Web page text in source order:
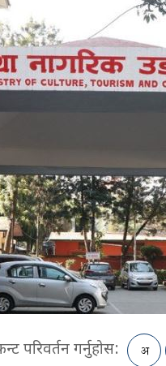
परिवर्तन गर्नुहोस: